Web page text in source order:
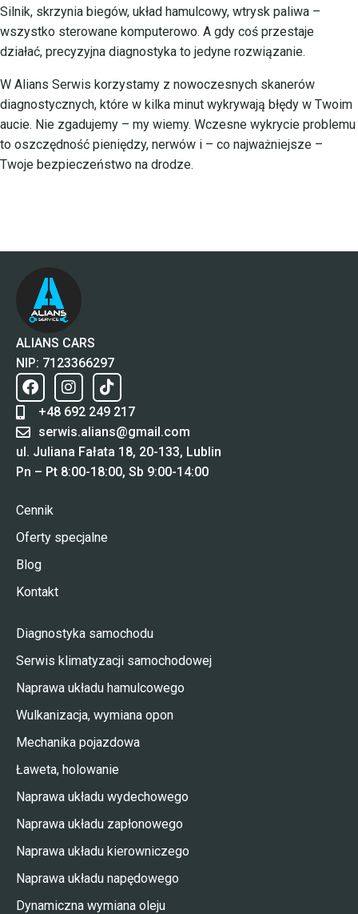
Silnik, skrzynia biegów, układ hamulcowy, wtrysk paliwa –
wszystko sterowane komputerowo. A gdy coś przestaje
działać, precyzyjna diagnostyka to jedyne rozwiązanie.
W Alians Serwis korzystamy z nowoczesnych skanerów
diagnostycznych, które w kilka minut wykrywają błędy w Twoim
aucie. Nie zgadujemy – my wiemy. Wczesne wykrycie problemu
to oszczędność pieniędzy, nerwów i – co najważniejsze –
Twoje bezpieczeństwo na drodze.
ALIANS CARS
NIP: 7123366297
+48 692 249 217
serwis.alians@gmail.com
ul. Juliana Fałata 18, 20-133, Lublin
Pn – Pt 8:00-18:00, Sb 9:00-14:00
Cennik
Oferty specjalne
Blog
Kontakt
Diagnostyka samochodu
Serwis klimatyzacji samochodowej
Naprawa układu hamulcowego
Wulkanizacja, wymiana opon
Mechanika pojazdowa
Ławeta, holowanie
Naprawa układu wydechowego
Naprawa układu zapłonowego
Naprawa układu kierowniczego
Naprawa układu napędowego
Dynamiczna wymiana oleju